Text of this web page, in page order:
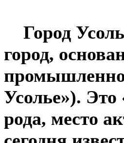
Город
город,
Усолье»). Это
рода, место